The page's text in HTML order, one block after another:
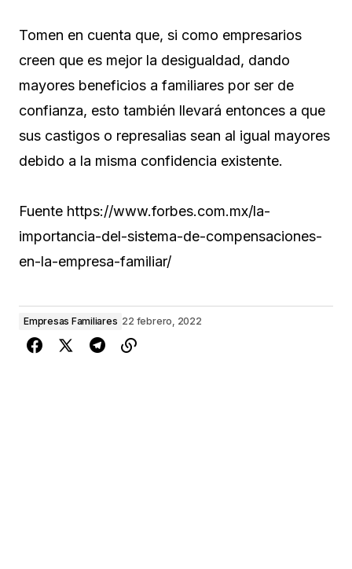
Tomen en cuenta que, si como empresarios
creen que es mejor la desigualdad, dando
mayores beneficios a familiares por ser de
confianza, esto también llevará entonces a que
sus castigos o represalias sean al igual mayores
debido a la misma confidencia existente.
Fuente https://www.forbes.com.mx/la-
importancia-del-sistema-de-compensaciones-
en-la-empresa-familiar/
Empresas Familiares 22 febrero, 2022